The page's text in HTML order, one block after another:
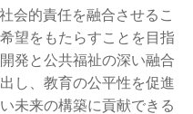
会的責任を融合させるこ
望をもたらすことを目指
発と公共福祉の深い融合
し、教育の公平性を促進
未来の構築に貢献できる